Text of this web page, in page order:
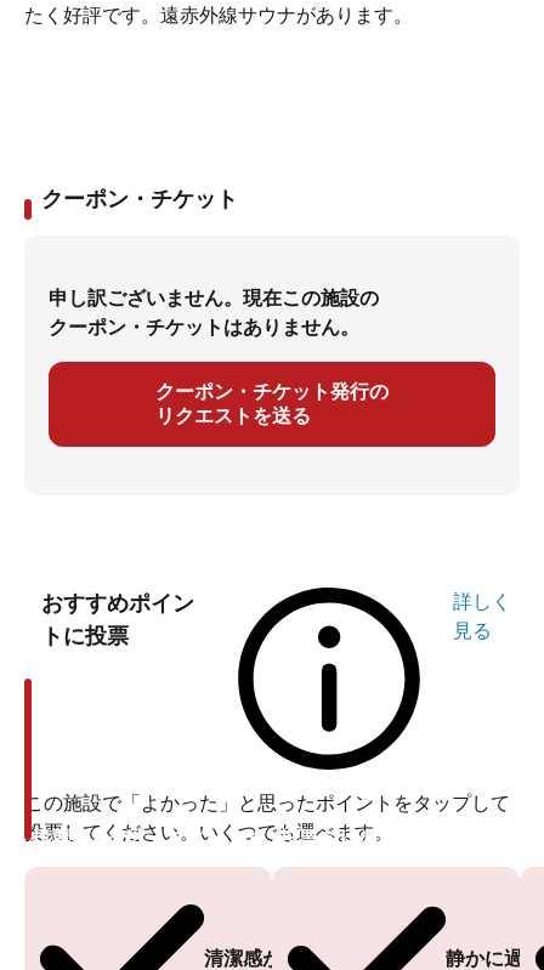
たく好評です。遠赤外線サウナがあります。
クーポン・チケット
申し訳ございません。現在この施設の
クーポン・チケットはありません。
クーポン・チケット発行の
リクエストを送る
おすすめポイン
トに投票
詳しく
見る
この施設で「よかった」と思ったポイントをタップして
投票してください。いくつでも選べます。
清潔感がある
投票ありがとうございます
静かに過
投票ありがとうございます